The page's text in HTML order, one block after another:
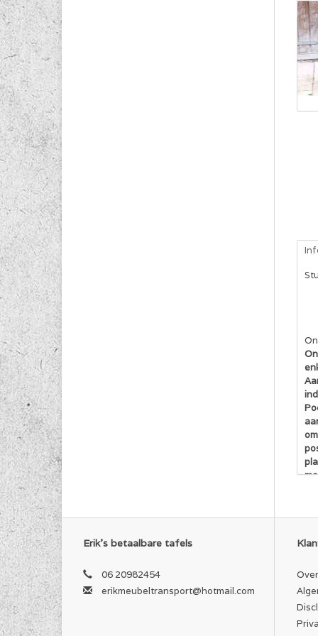
Erik's betaalbare tafels
06 20982454
erikmeubeltransport@hotmail.com